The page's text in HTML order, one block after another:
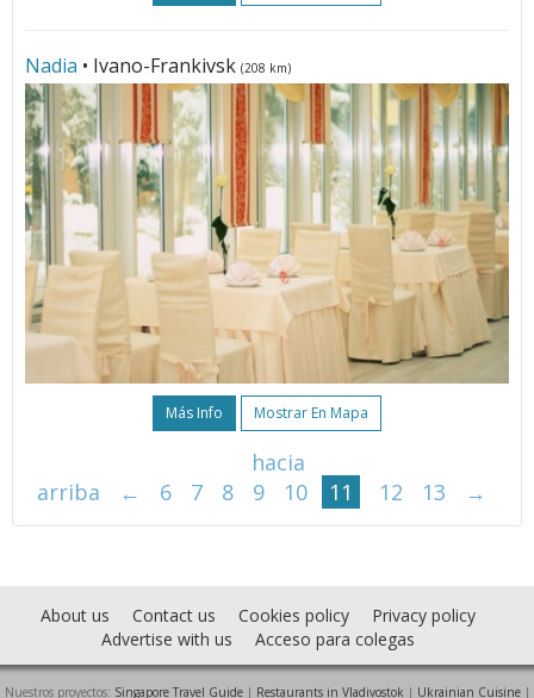
Nadia • Ivano-Frankivsk (208 km)
Más Info Mostrar En Mapa
hacia
arriba
← 6 7 8 9 10 11 12 13 →
About us Contact us Cookies policy
Privacy policy
Advertise with us
Acceso para colegas
Nuestros proyectos: Singapore Travel Guide| Restaurants in Vladivostok | Ukrainian Cuisine|